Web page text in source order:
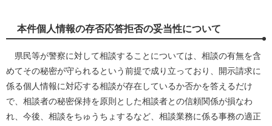
本件個人情報の存否応答拒否の妥当性について
県民等が警察に対して相談することについては、相談の有無を含
めてその秘密が守られるという前提で成り立っており、開示請求に
係る個人情報に対応する相談が存在しているか否かを答えるだけ
で、相談者の秘密保持を原則とした相談者との信頼関係が損なわ
れ、今後、相談をちゅうちょするなど、相談業務に係る事務の適正